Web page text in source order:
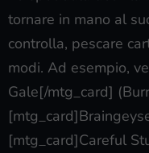
tornare in mano al
controlla, pescare
modi. Ad esempio,
Gale[/mtg_card]
[mtg_card]Careful